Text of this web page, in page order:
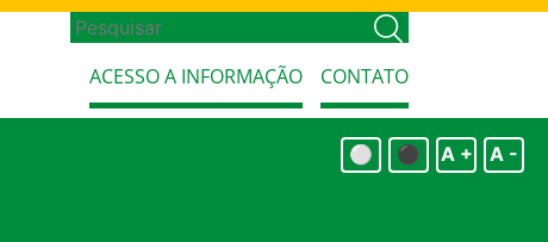
ACESSO A INFORMAÇÃO CONTATO
A -
A +
⚫
⚪